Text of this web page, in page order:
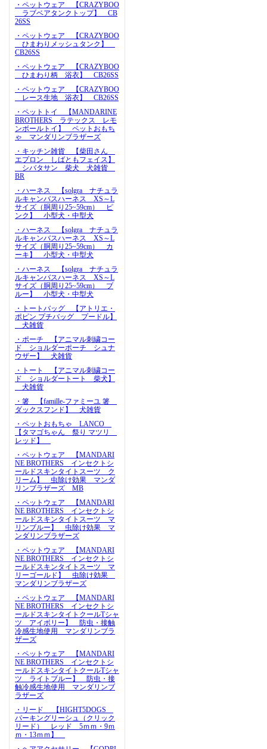
・ペットウェア 【CRAZYBOO
ラブベアタンクトップ】 CB
26SS
・ペットウェア 【CRAZYBOO
ひまわりメッシュタンク】
CB26SS
・ペットウェア 【CRAZYBOO
ひまわり柄 浴衣】 CB26SS
・ペットウェア 【CRAZYBOO
レース生地 浴衣】 CB26SS
・ペットトイ 【MANDARINE
BROTHERS ラテックス レモ
ンボールトイ】 ペットおもち
ゃ マンダリンブラザーズ
・キッチン雑貨 【柴田さん
エプロン しばともフェイス】
シバタサン 柴犬 犬雑貨
BR
・ハーネス 【solgra ナチュラ
ルキャンバスハーネス XS～L
サイズ（胴周り25~59cm） ピ
ンク】 小型犬・中型犬
・ハーネス 【solgra ナチュラ
ルキャンバスハーネス XS～L
サイズ（胴周り25~59cm） カ
ーキ】 小型犬・中型犬
・ハーネス 【solgra ナチュラ
ルキャンバスハーネス XS～L
サイズ（胴周り25~59cm） ブ
ルー】 小型犬・中型犬
・トートバッグ 【アトリエ・
ポピン プチバッグ プードル】
犬雑貨
・ポーチ 【アニマル刺繍コー
ド ショルダーポーチ シュナ
ウザー】 犬雑貨
・トート 【アニマル刺繍コー
ド ショルダートート 柴犬】
犬雑貨
・箸 【famille-ファミーユ 箸
ダックスフンド】 犬雑貨
・ペットおもちゃ LANCO
【タマゴちゃん 祭り マツリ
レッド】
・ペットウェア 【MANDARI
NE BROTHERS インセクトシ
ールドスキンタイトスーツ ク
リーム】 虫除け効果 マンダ
リンブラザーズ MB
・ペットウェア 【MANDARI
NE BROTHERS インセクトシ
ールドスキンタイトスーツ マ
リンブルー】 虫除け効果 マ
ンダリンブラザーズ
・ペットウェア 【MANDARI
NE BROTHERS インセクトシ
ールドスキンタイトスーツ マ
リーゴールド】 虫除け効果
マンダリンブラザーズ
・ペットウェア 【MANDARI
NE BROTHERS インセクトシ
ールドスキンタイトクールTシャ
ツ アイボリー】 防虫・接触
冷感生地使用 マンダリンブラ
ザーズ
・ペットウェア 【MANDARI
NE BROTHERS インセクトシ
ールドスキンタイトクールTシャ
ツ ライトブルー】 防虫・接
触冷感生地使用 マンダリンブ
ラザーズ
・リード 【HIGHT5DOGS
パーキングリーシュ（クリック
リード） レッド 5ｍｍ・9ｍ
ｍ・13ｍｍ】